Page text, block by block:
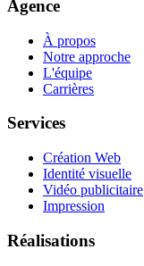
Agence
À propos
Notre approche
L'équipe
Carrières
Services
Création Web
Identité visuelle
Vidéo publicitaire
Impression
Réalisations